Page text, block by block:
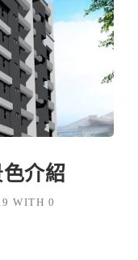
介紹
WITH 0